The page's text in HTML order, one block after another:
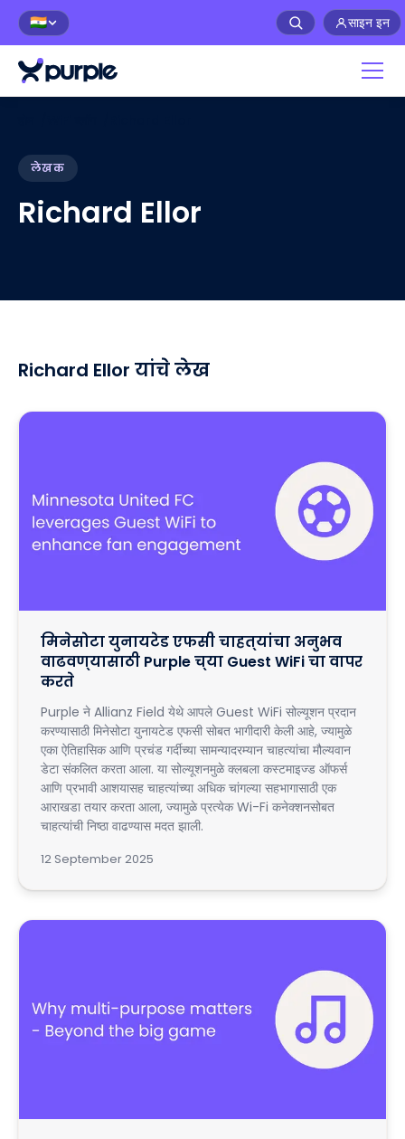
🇮🇳 साइन इन
लेखक
Richard Ellor
Richard Ellor यांचे लेख
मिनेसोटा युनायटेड एफसी चाहत्यांचा अनुभव
वाढवण्यासाठी Purple च्या Guest WiFi चा वापर
करते
Purple ने Allianz Field येथे आपले Guest WiFi सोल्यूशन प्रदान
करण्यासाठी मिनेसोटा युनायटेड एफसी सोबत भागीदारी केली आहे, ज्यामुळे
एका ऐतिहासिक आणि प्रचंड गर्दीच्या सामन्यादरम्यान चाहत्यांचा मौल्यवान
डेटा संकलित करता आला. या सोल्यूशनमुळे क्लबला कस्टमाइज्ड ऑफर्स
आणि प्रभावी आशयासह चाहत्यांच्या अधिक चांगल्या सहभागासाठी एक
आराखडा तयार करता आला, ज्यामुळे प्रत्येक Wi-Fi कनेक्शनसोबत
चाहत्यांची निष्ठा वाढण्यास मदत झाली.
12 September 2025